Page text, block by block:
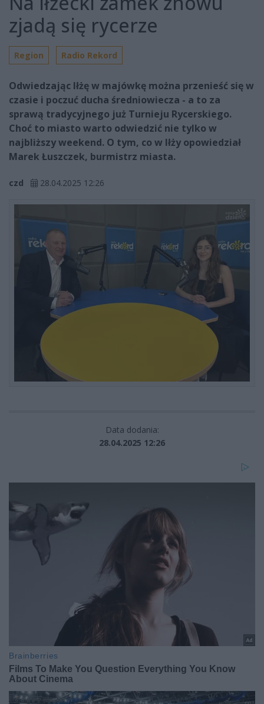
zjadą się rycerze
Region Radio Rekord
Odwiedzając Iłżę w majówkę można przenieść się w
czasie i poczuć ducha średniowiecza - a to za
sprawą tradycyjnego już Turnieju Rycerskiego.
Choć to miasto warto odwiedzić nie tylko w
najbliższy weekend. O tym, co w Iłży opowiedział
Marek Łuszczek, burmistrz miasta.
czd 28.04.2025 12:26
Data dodania:
28.04.2025 12:26